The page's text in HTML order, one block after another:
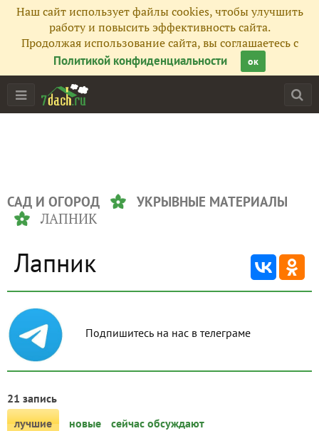
Наш сайт использует файлы cookies, чтобы улучшить
работу и повысить эффективность сайта.
Продолжая использование сайта, вы соглашаетесь с
Политикой конфиденциальности
ок
САД И ОГОРОД УКРЫВНЫЕ МАТЕРИАЛЫ
ЛАПНИК
Лапник
Подпишитесь на нас в телеграме
21 запись
лучшие
новые сейчас обсуждают